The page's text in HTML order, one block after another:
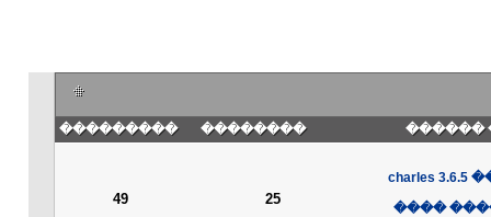
���
��������
���������
������ charles 3.6.5
����
25
49